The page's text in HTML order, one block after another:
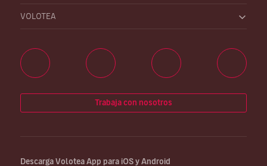
VOLOTEA
Trabaja con nosotros
Descarga Volotea App para iOS y Android